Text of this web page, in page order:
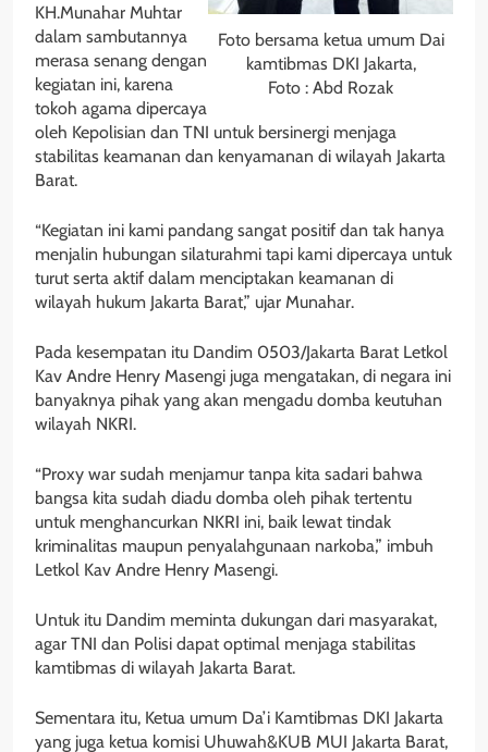
Foto bersama ketua umum Dai
kamtibmas DKI Jakarta,
Foto : Abd Rozak
KH.Munahar Muhtar
dalam sambutannya
merasa senang dengan
kegiatan ini, karena
tokoh agama dipercaya
oleh Kepolisian dan TNI untuk bersinergi menjaga
stabilitas keamanan dan kenyamanan di wilayah Jakarta
Barat.
“Kegiatan ini kami pandang sangat positif dan tak hanya
menjalin hubungan silaturahmi tapi kami dipercaya untuk
turut serta aktif dalam menciptakan keamanan di
wilayah hukum Jakarta Barat,” ujar Munahar.
Pada kesempatan itu Dandim 0503/Jakarta Barat Letkol
Kav Andre Henry Masengi juga mengatakan, di negara ini
banyaknya pihak yang akan mengadu domba keutuhan
wilayah NKRI.
“Proxy war sudah menjamur tanpa kita sadari bahwa
bangsa kita sudah diadu domba oleh pihak tertentu
untuk menghancurkan NKRI ini, baik lewat tindak
kriminalitas maupun penyalahgunaan narkoba,” imbuh
Letkol Kav Andre Henry Masengi.
Untuk itu Dandim meminta dukungan dari masyarakat,
agar TNI dan Polisi dapat optimal menjaga stabilitas
kamtibmas di wilayah Jakarta Barat.
Sementara itu, Ketua umum Da’i Kamtibmas DKI Jakarta
yang juga ketua komisi Uhuwah&KUB MUI Jakarta Barat,